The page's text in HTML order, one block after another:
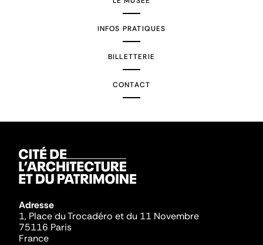
INFOS PRATIQUES
BILLETTERIE
CONTACT
Adresse
1, Place du Trocadéro et du 11 Novembre
75116 Paris
France